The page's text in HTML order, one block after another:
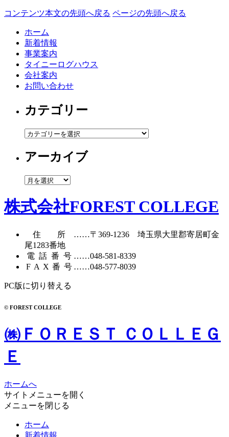
コンテンツ本文の先頭へ戻る ページの先頭へ戻る
ホーム
新着情報
事業案内
タイニーログハウス
会社案内
お問い合わせ
カテゴリー
カ
ゴ
ー
アーカイブ
ア
カ
イ
株式会社FOREST COLLEGE
住所……〒369-1236 埼玉県大里郡寄居町金
尾1283番地
電話番号……048-581-8339
FAX番号……048-577-8039
PC版に切り替える
© FOREST COLLEGE
㈱ＦＯＲＥＳＴ ＣＯＬＬＥＧ
Ｅ
ホームへ
サイトメニューを開く
メニューを閉じる
ホーム